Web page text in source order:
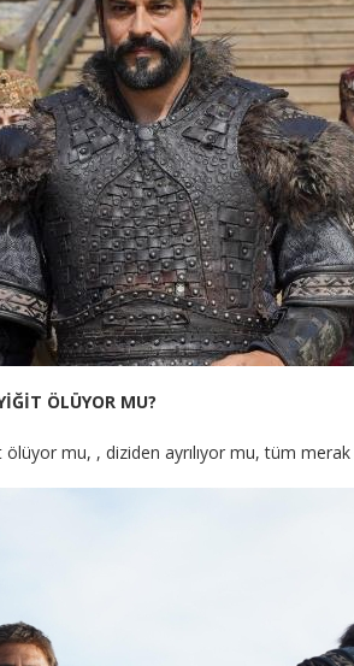
ÖLÜYOR MU?
mu, , diziden ayrılıyor mu, tüm merak